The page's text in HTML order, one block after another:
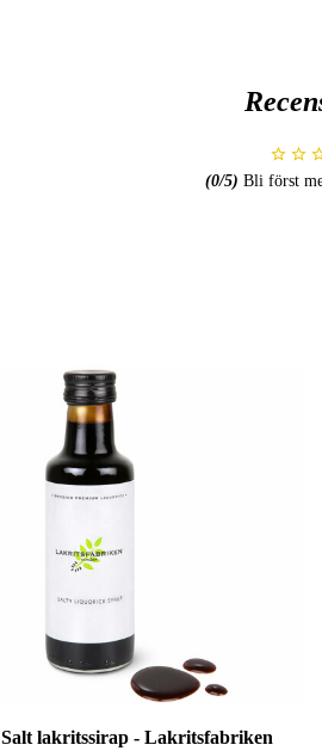
(0/5) Bli först
Salt lakritssirap - Lakritsfabriken